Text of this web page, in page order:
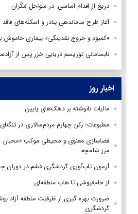
دریغ از اقدام اساسی در سواحل مَکُران
آغاز طرح ساماندهی بنادر و اسکله‌های
«کمبود و خروج نقدینگی» بیماری
نابسامانی توریسم دریایی خزر پس از
اخبار روز
مالیات نانوشته بر دهک‌های پایین
مطبوعات؛ رکن چهارم مردم‌سالاری در تنگنای
فضاسازی معنوی و محیطی موکب «محبان
مرز شلمچه
آزمون تاب‌آوری گردشگری قشم در دوران
از خام‌فروشی تا هاب منطقه‌ای
ضرورت بهره گیری از ظرفیت منطقه آزاد
گردشگری